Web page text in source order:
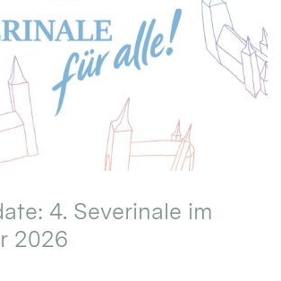
4. Severinale im
2026